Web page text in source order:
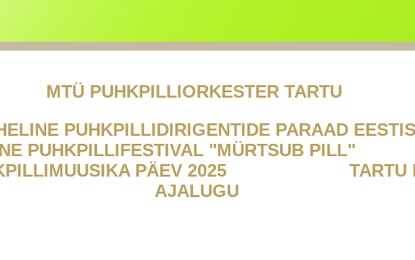
MTÜ PUHKPILLIORKESTER TARTU
PUHKPILLIDIRIGENTIDE
PUHKPILLIFESTIVAL
PÄEV 2025
TARTU
AJALUGU